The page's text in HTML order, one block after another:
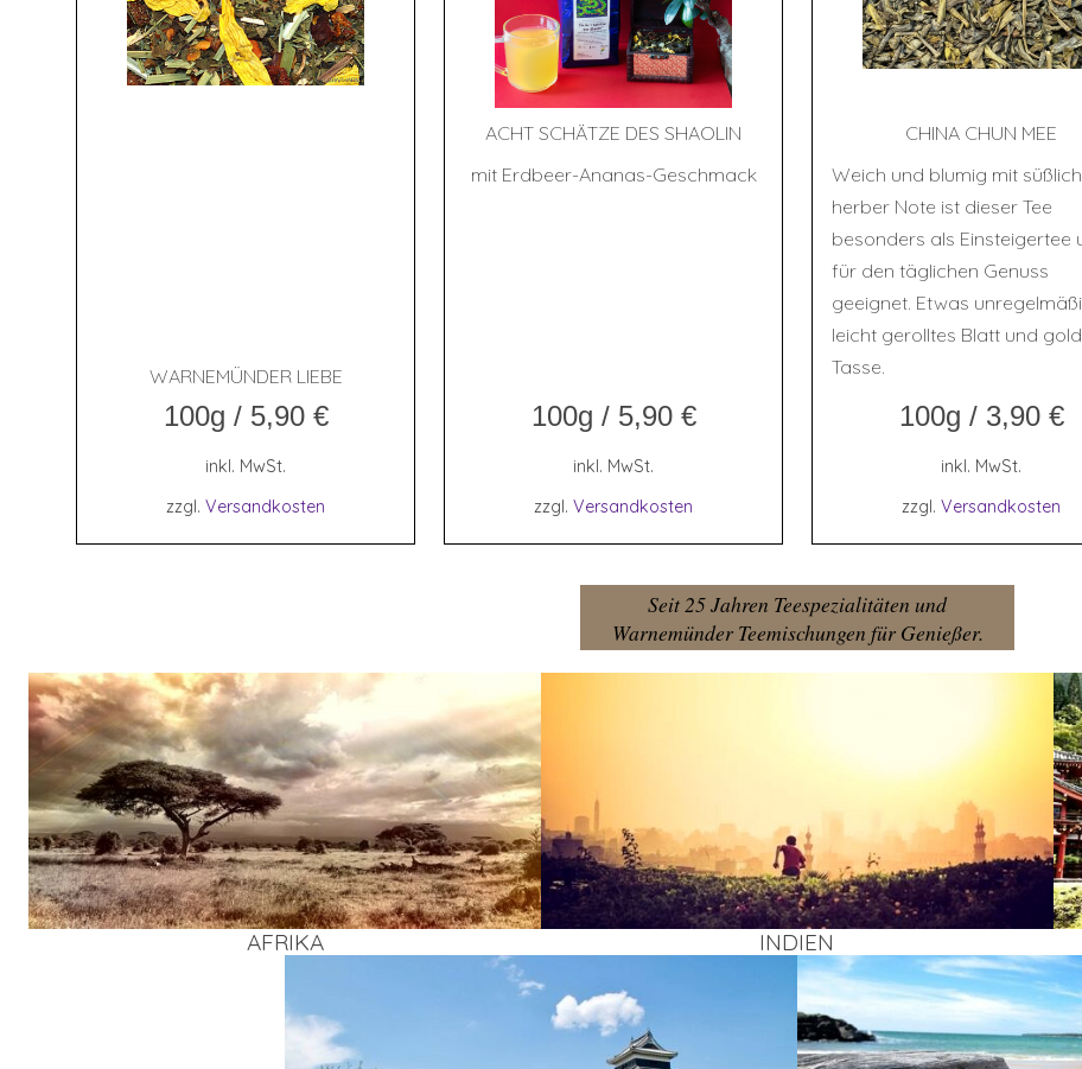
WAR­NE­MÜN­DER LIEBE
100g / 5,90 €
inkl. MwSt.
zzgl. Versandkosten
ACHT SCHÄT­ZE DES SHAOLIN
mit Erdbeer-Ananas-Geschmack
100g / 5,90 €
inkl. MwSt.
zzgl. Versandkosten
CHI­NA CHUN MEE
Weich und blumig mit
herber Note ist dieser Tee
besonders als Einsteigertee
für den täglichen Genuss
geeignet. Etwas
leicht gerolltes Blatt und
Tasse.
100g / 3,90 €
inkl. MwSt.
zzgl. Versandkosten
Seit 25 Jahren Teespezialitäten und
Warnemünder Teemischungen für Genießer.
AFRI­KA INDI­EN